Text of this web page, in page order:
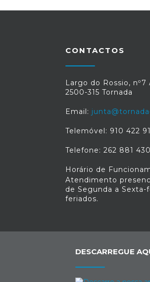
CONTACTOS
Largo do Rossio, nº7
2500-315 Tornada
Email:
Telemóvel: 910 422
Telefone: 262 881 430
Horário de
Atendimento
de Segunda a Sexta-
feriados.
DESCARREGUE